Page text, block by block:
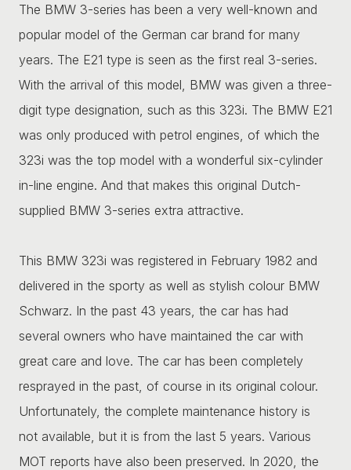
The BMW 3-series has been a very well-known and
popular model of the German car brand for many
years. The E21 type is seen as the first real 3-series.
With the arrival of this model, BMW was given a three-
digit type designation, such as this 323i. The BMW E21
was only produced with petrol engines, of which the
323i was the top model with a wonderful six-cylinder
in-line engine. And that makes this original Dutch-
supplied BMW 3-series extra attractive.
This BMW 323i was registered in February 1982 and
delivered in the sporty as well as stylish colour BMW
Schwarz. In the past 43 years, the car has had
several owners who have maintained the car with
great care and love. The car has been completely
resprayed in the past, of course in its original colour.
Unfortunately, the complete maintenance history is
not available, but it is from the last 5 years. Various
MOT reports have also been preserved. In 2020, the